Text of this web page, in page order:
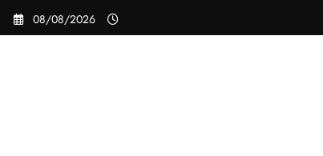
Pular
para
08/08/2026